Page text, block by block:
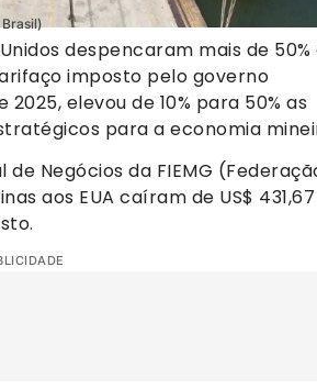
despencaram mais de 50%
imposto pelo governo
elevou de 10% para 50% as
para a economia
Negócios da FIEMG
aos EUA caíram de US$ 431,67